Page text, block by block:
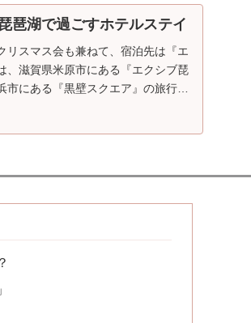
琶湖で過ごすホテルステイ
リスマス会も兼ねて、宿泊先は『エ
、滋賀県米原市にある『エクシブ琵
にある『黒壁スクエア』の旅行記